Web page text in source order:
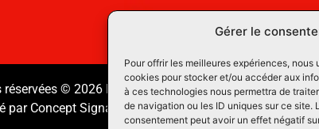
Gérer le
Pour offrir les meilleures expériences,
cookies pour stocker et/ou accéder aux
à ces technologies nous permettra de
de navigation ou les ID uniques sur ce site.
consentement peut avoir un effet négatif
réservées © 2026 Équipements Équins LM
par Concept Signature Les Pros du Web